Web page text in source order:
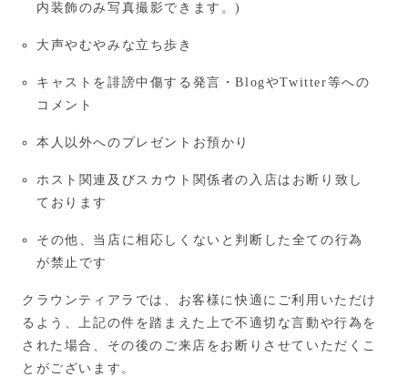
内装飾のみ写真撮影できます。)
大声やむやみな立ち歩き
キャストを誹謗中傷する発言・BlogやTwitter等への
コメント
本人以外へのプレゼントお預かり
ホスト関連及びスカウト関係者の入店はお断り致し
ております
その他、当店に相応しくないと判断した全ての行為
が禁止です
クラウンティアラでは、お客様に快適にご利用いただけ
るよう、上記の件を踏まえた上で不適切な言動や行為を
された場合、その後のご来店をお断りさせていただくこ
とがございます。